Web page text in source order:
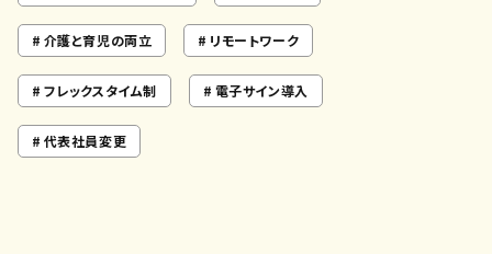
介護と育児の両立 リモートワーク
フレックスタイム制 電子サイン導入
代表社員変更